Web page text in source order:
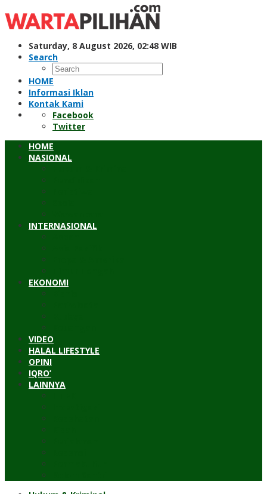
to
content
Saturday, 8 August 2026, 02:48 WIB
Search
HOME
Informasi Iklan
Kontak Kami
Facebook
Twitter
HOME
NASIONAL
INTERNASIONAL
EKONOMI
VIDEO
HALAL LIFESTYLE
OPINI
IQRO’
LAINNYA